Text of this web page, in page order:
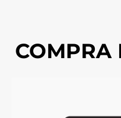
COMPRA